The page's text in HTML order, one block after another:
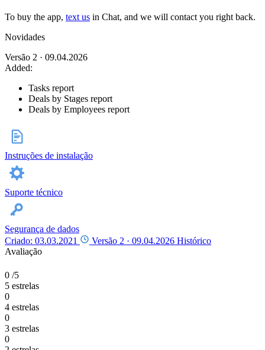
To buy the app, text us in Chat, and we will contact you right back.
Novidades
Versão 2 · 09.04.2026
Added:
Tasks report
Deals by Stages report
Deals by Employees report
Instruções de instalação
Suporte técnico
Segurança de dados
Criado: 03.03.2021
Versão 2 · 09.04.2026 Histórico
Avaliação
0 /5
5 estrelas
0
4 estrelas
0
3 estrelas
0